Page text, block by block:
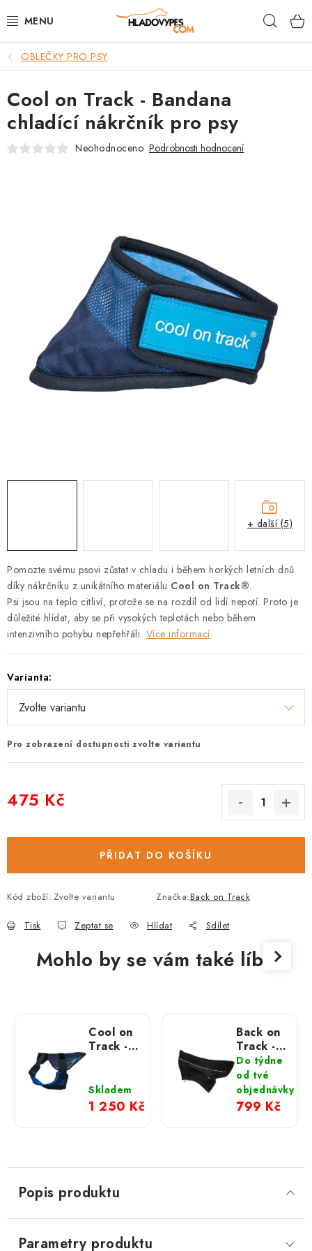
na
POTŘEBY PRO PSY
TAMI PŘEPRAVNÍ BOXY
SPORT SE PSEM
VĚRNOSTNÍ PROGRAM
BLOG
SLUŽBY
Výměna, vrácení a reklamace
Obchodní podmínky
Hodnocení obchodu
FAQ
OBLEČKY PRO PSY
Pomozte svému psovi zůstat v chladu i během horkých letních dnů
díky nákrčníku z unikátního materiálu Cool on Track®.
Psi jsou na teplo citliví, protože se na rozdíl od lidí nepotí. Proto je
důležité hlídat, aby se při vysokých teplotách nebo během
intenzivního pohybu nepřehřáli. Více informací
Varianta:
Pro zobrazení dostupnosti zvolte variantu
475 Kč
PŘIDAT DO KOŠÍKU
Kód zboží: Zvolte variantu Značka:Back on Track
Tisk Zeptat se Hlídat Sdílet
Cool on Track - Bandana
chladící nákrčník pro psy
Neohodnoceno Podrobnosti hodnocení
+ další (5)
Mohlo by se vám také líbit
Cool on
Track -
Skladem
1 250 Kč
Back on
Track -
Psí
nákrčník
Benji
Do týdne
od tvé
objednávky
799 Kč
Popis produktu
Parametry produktu